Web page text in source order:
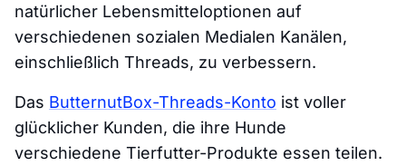
natürlicher Lebensmitteloptionen auf
verschiedenen sozialen Medialen Kanälen,
einschließlich Threads, zu verbessern.
Das ButternutBox-Threads-Konto ist voller
glücklicher Kunden, die ihre Hunde
verschiedene Tierfutter-Produkte essen teilen.